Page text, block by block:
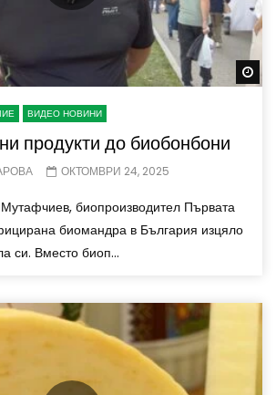
ВИДЕО НОВИНИ
продукти до биобонбони
ОКТОМВРИ 24, 2025
биопроизводител Първата
биомандра в България изцяло
си. Вместо биоп...